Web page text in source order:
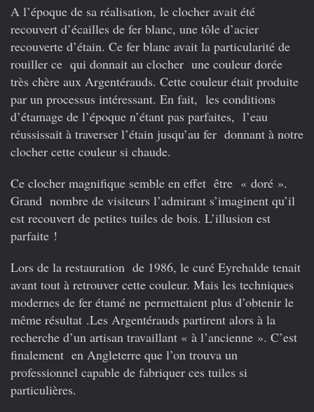
A l’époque de sa réalisation, le clocher avait été
recouvert d’écailles de fer blanc, une tôle d’acier
recouverte d’étain. Ce fer blanc avait la particularité de
rouiller ce qui donnait au clocher une couleur dorée
très chère aux Argentérauds. Cette couleur était produite
par un processus intéressant. En fait, les conditions
d’étamage de l’époque n’étant pas parfaites, l’eau
réussissait à traverser l’étain jusqu’au fer donnant à notre
clocher cette couleur si chaude.
Ce clocher magnifique semble en effet être « doré ».
Grand nombre de visiteurs l’admirant s’imaginent qu’il
est recouvert de petites tuiles de bois. L’illusion est
parfaite !
Lors de la restauration de 1986, le curé Eyrehalde tenait
avant tout à retrouver cette couleur. Mais les techniques
modernes de fer étamé ne permettaient plus d’obtenir le
même résultat .Les Argentérauds partirent alors à la
recherche d’un artisan travaillant « à l’ancienne ». C’est
finalement en Angleterre que l’on trouva un
professionnel capable de fabriquer ces tuiles si
particulières.